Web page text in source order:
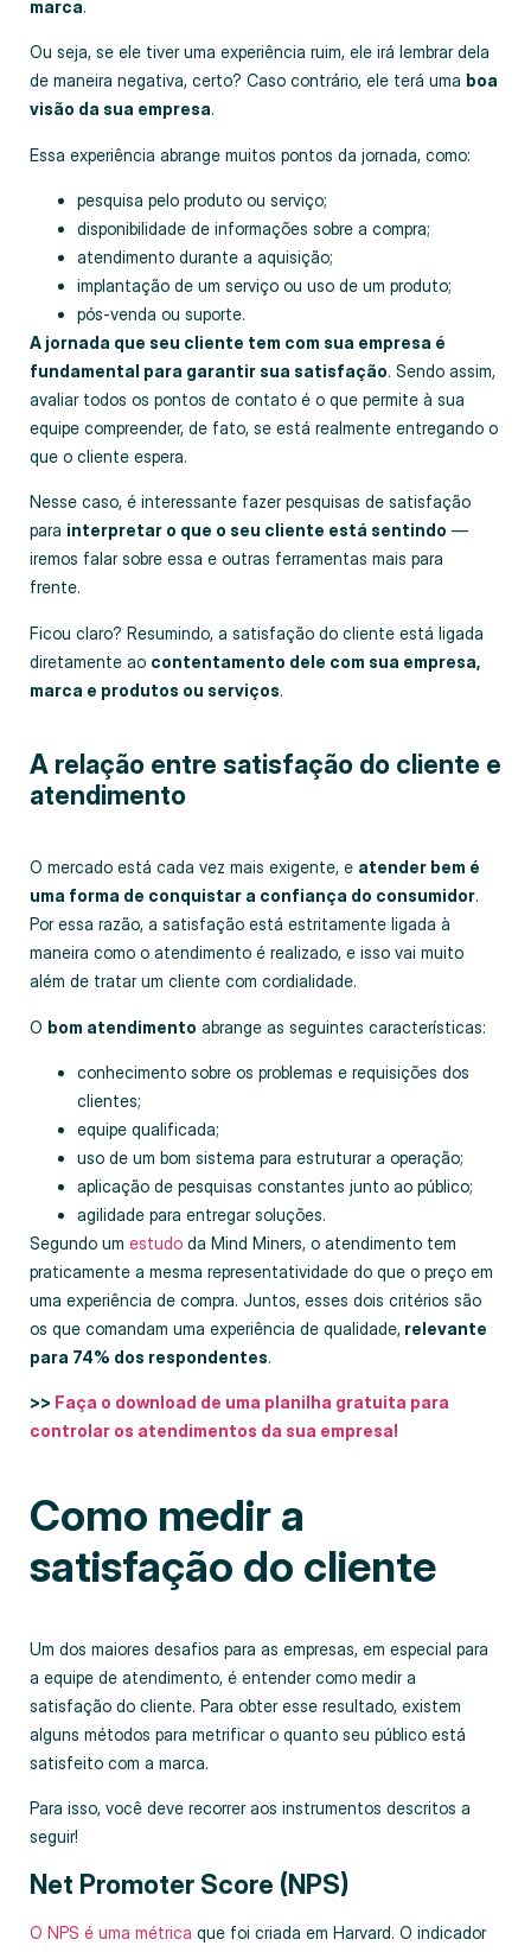
marca.
Ou seja, se ele tiver uma experiência ruim, ele irá lembrar dela
de maneira negativa, certo? Caso contrário, ele terá uma boa
visão da sua empresa.
Essa experiência abrange muitos pontos da jornada, como:
pesquisa pelo produto ou serviço;
disponibilidade de informações sobre a compra;
atendimento durante a aquisição;
implantação de um serviço ou uso de um produto;
pós-venda ou suporte.
A jornada que seu cliente tem com sua empresa é
fundamental para garantir sua satisfação. Sendo assim,
avaliar todos os pontos de contato é o que permite à sua
equipe compreender, de fato, se está realmente entregando o
que o cliente espera.
Nesse caso, é interessante fazer pesquisas de satisfação
para interpretar o que o seu cliente está sentindo —
iremos falar sobre essa e outras ferramentas mais para
frente.
Ficou claro? Resumindo, a satisfação do cliente está ligada
diretamente ao contentamento dele com sua empresa,
marca e produtos ou serviços.
A relação entre satisfação do cliente e
atendimento
O mercado está cada vez mais exigente, e atender bem é
uma forma de conquistar a confiança do consumidor.
Por essa razão, a satisfação está estritamente ligada à
maneira como o atendimento é realizado, e isso vai muito
além de tratar um cliente com cordialidade.
O bom atendimento abrange as seguintes características:
conhecimento sobre os problemas e requisições dos
clientes;
equipe qualificada;
uso de um bom sistema para estruturar a operação;
aplicação de pesquisas constantes junto ao público;
agilidade para entregar soluções.
Segundo um estudo da Mind Miners, o atendimento tem
praticamente a mesma representatividade do que o preço em
uma experiência de compra. Juntos, esses dois critérios são
os que comandam uma experiência de qualidade, relevante
para 74% dos respondentes.
>> Faça o download de uma planilha gratuita para
controlar os atendimentos da sua empresa!
Como medir a
satisfação do cliente
Um dos maiores desafios para as empresas, em especial para
a equipe de atendimento, é entender como medir a
satisfação do cliente. Para obter esse resultado, existem
alguns métodos para metrificar o quanto seu público está
satisfeito com a marca.
Para isso, você deve recorrer aos instrumentos descritos a
seguir!
Net Promoter Score (NPS)
O NPS é uma métrica que foi criada em Harvard. O indicador